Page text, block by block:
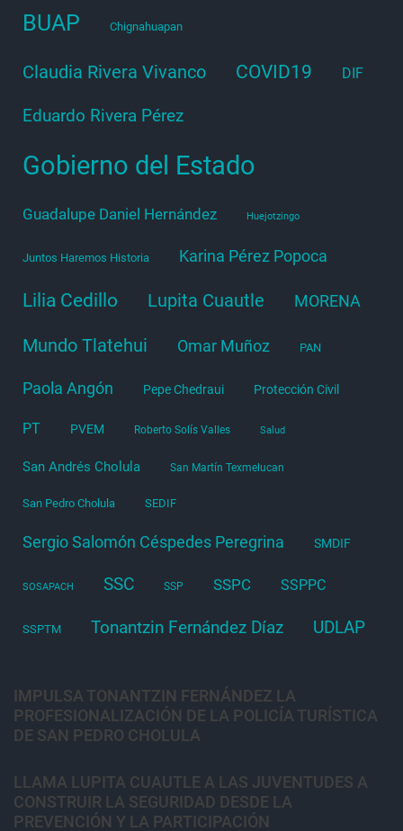
BUAP Chignahuapan
Claudia Rivera Vivanco COVID19 DIF
Eduardo Rivera Pérez
Gobierno del Estado
Guadalupe Daniel Hernández Huejotzingo
Juntos Haremos Historia Karina Pérez Popoca
Lilia Cedillo Lupita Cuautle MORENA
Mundo Tlatehui Omar Muñoz PAN
Paola Angón Pepe Chedraui Protección Civil
PT PVEM Roberto Solís Valles Salud
San Andrés Cholula San Martín Texmelucan
San Pedro Cholula SEDIF
Sergio Salomón Céspedes Peregrina SMDIF
SOSAPACH SSC SSP SSPC SSPPC
SSPTM Tonantzin Fernández Díaz UDLAP
IMPULSA TONANTZIN FERNÁNDEZ LA
PROFESIONALIZACIÓN DE LA POLICÍA TURÍSTICA
DE SAN PEDRO CHOLULA
LLAMA LUPITA CUAUTLE A LAS JUVENTUDES A
CONSTRUIR LA SEGURIDAD DESDE LA
PREVENCIÓN Y LA PARTICIPACIÓN